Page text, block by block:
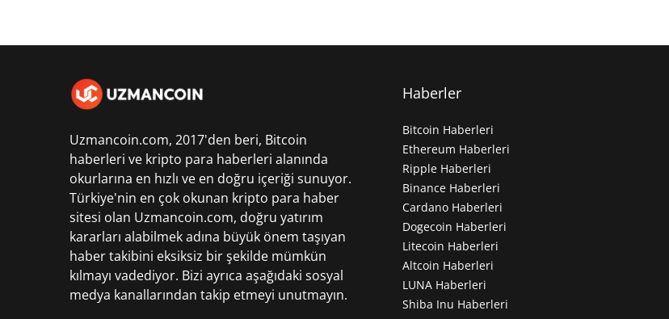
Uzmancoin.com, 2017'den beri, Bitcoin
haberleri ve kripto para haberleri alanında
okurlarına en hızlı ve en doğru içeriği sunuyor.
Türkiye'nin en çok okunan kripto para haber
sitesi olan Uzmancoin.com, doğru yatırım
kararları alabilmek adına büyük önem taşıyan
haber takibini eksiksiz bir şekilde mümkün
kılmayı vadediyor. Bizi ayrıca aşağıdaki sosyal
medya kanallarından takip etmeyi unutmayın.
Haberler
Bitcoin Haberleri
Ethereum Haberleri
Ripple Haberleri
Binance Haberleri
Cardano Haberleri
Dogecoin Haberleri
Litecoin Haberleri
Altcoin Haberleri
LUNA Haberleri
Shiba Inu Haberleri